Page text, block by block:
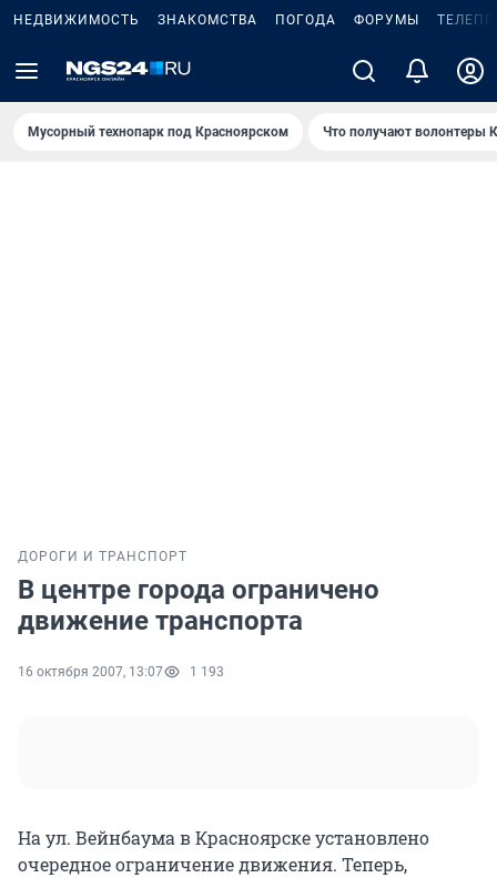
НЕДВИЖИМОСТЬ ЗНАКОМСТВА ПОГОДА ФОРУМЫ
Мусорный технопарк под Крaсноярском Что получают волонтеры
ДОРОГИ И ТРАНСПОРТ
В центре города ограничено
движение транспорта
16 октября 2007, 13:07 1 193
На ул. Вейнбаума в Красноярске установлено
очередное ограничение движения. Теперь,